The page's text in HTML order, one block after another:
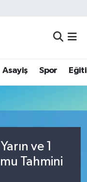
Asayiş Spor
ve 1
Tahmini